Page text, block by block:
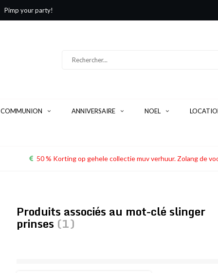
Pimp your party!
COMMUNION ANNIVERSAIRE NOEL
50 % Korting op gehele collectie muv verhuur. Zolang de
Produits associés au mot-clé slinger
prinses (1)